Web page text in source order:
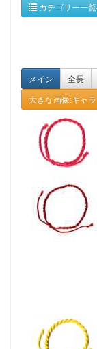
カテゴリー一
メイン 全長
大きな画像:ギャ